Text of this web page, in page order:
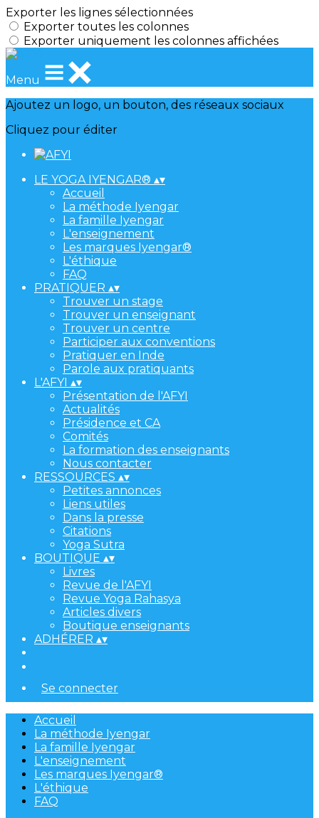
Exporter les lignes sélectionnées
Exporter toutes les colonnes
Exporter uniquement les colonnes affichées
Menu
Ajoutez un logo, un bouton, des réseaux sociaux
Cliquez pour éditer
LE YOGA IYENGAR® ▴▾
Accueil
La méthode Iyengar
La famille Iyengar
L'enseignement
Les marques Iyengar®
L'éthique
FAQ
PRATIQUER ▴▾
Trouver un stage
Trouver un enseignant
Trouver un centre
Participer aux conventions
Pratiquer en Inde
Parole aux pratiquants
L'AFYI ▴▾
Présentation de l'AFYI
Actualités
Présidence et CA
Comités
La formation des enseignants
Nous contacter
RESSOURCES ▴▾
Petites annonces
Liens utiles
Dans la presse
Citations
Yoga Sutra
BOUTIQUE ▴▾
Livres
Revue de l'AFYI
Revue Yoga Rahasya
Articles divers
Boutique enseignants
ADHÉRER ▴▾
Se connecter
Accueil
La méthode Iyengar
La famille Iyengar
L'enseignement
Les marques Iyengar®
L'éthique
FAQ